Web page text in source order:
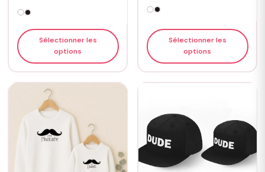
Sélectionner les
options
Sélectionner les
options